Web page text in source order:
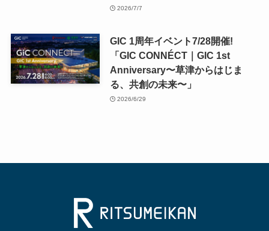
2026/7/7
GIC 1周年イベント7/28開催!
「GIC CONNÉCT｜GIC 1st
Anniversary〜草津からはじま
る、共創の未来〜」
2026/6/29